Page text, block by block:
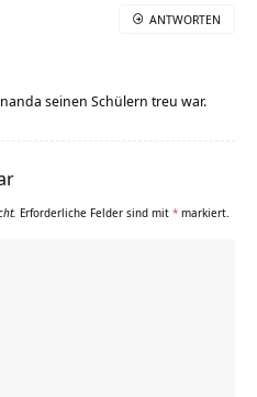
seinen Schülern treu war.
ANTWORTEN
Erforderliche Felder sind mit * markiert.